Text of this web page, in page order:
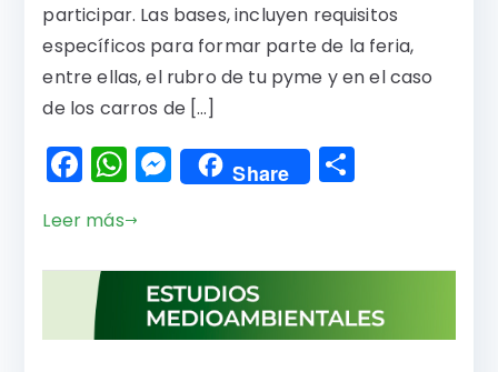
participar. Las bases, incluyen requisitos
específicos para formar parte de la feria,
entre ellas, el rubro de tu pyme y en el caso
de los carros de […]
F
a
c
e
b
o
W
h
a
ts
A
p
M
e
s
e
n
Share
p
a
rti
Leer más